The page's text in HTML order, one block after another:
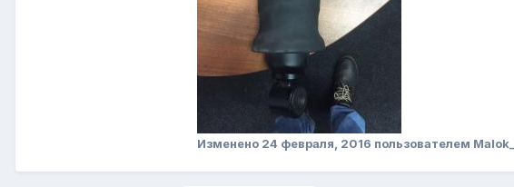
Изменено 24 февраля, 2016 пользователем